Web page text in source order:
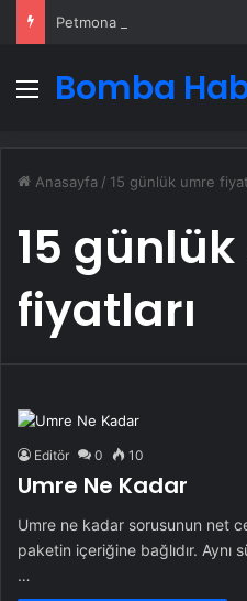
Menü
Bomba
Anasayfa / 15 günlük umre
15
fiyatları
Editör 0 10
Umre Ne Kadar
Umre ne kadar sorusunun net
paketin içeriğine bağlıdır. Aynı
…